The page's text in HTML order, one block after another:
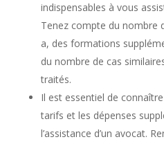
indispensables à vous
Tenez compte du nombre
a, des formations
du nombre de cas
traités.
Il est essentiel de
tarifs et les dépenses
l’assistance d’un avocat.